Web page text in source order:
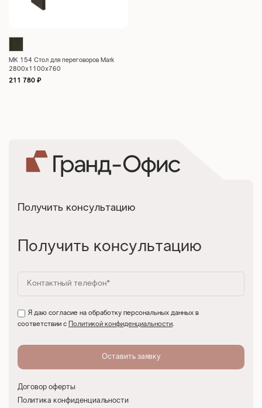
МК 154 Стол для переговоров Mark
2800x1100x760
211 780 ₽
Получить консультацию
Получить консультацию
Я даю согласие на обработку персональных данных в
соответствии с
Политикой конфиденциальности.
Договор оферты
Политика конфиденциальности